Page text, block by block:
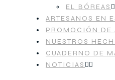
EL BÓREAS
ARTESANOS EN
PROMOCIÓN DE
NUESTROS
CUADERNO DE
NOTICIAS